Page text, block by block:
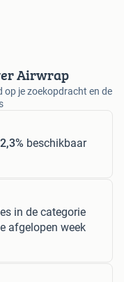
Airwrap
op je zoekopdracht en de
beschikbaar
in de categorie
afgelopen week